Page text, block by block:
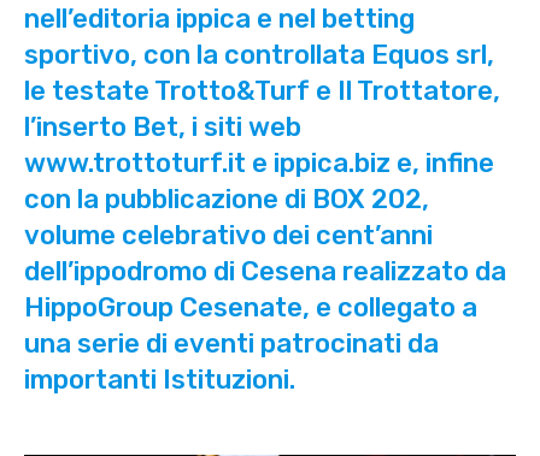
nell’editoria ippica e nel betting
sportivo, con la controllata Equos srl,
le testate Trotto&Turf e Il Trottatore,
l’inserto Bet, i siti web
www.trottoturf.it e ippica.biz e, infine
con la pubblicazione di BOX 202,
volume celebrativo dei cent’anni
dell’ippodromo di Cesena realizzato da
HippoGroup Cesenate, e collegato a
una serie di eventi patrocinati da
importanti Istituzioni.